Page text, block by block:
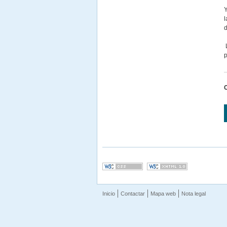
Inicio Contactar Mapa web Nota legal